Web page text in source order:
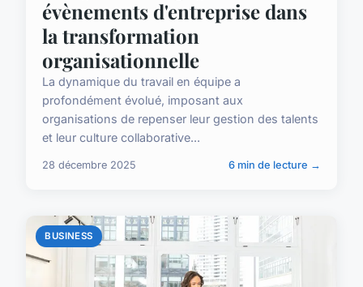
évènements d'entreprise dans
la transformation
organisationnelle
La dynamique du travail en équipe a
profondément évolué, imposant aux
organisations de repenser leur gestion des talents
et leur culture collaborative...
28 décembre 2025 6 min de lecture →
BUSINESS